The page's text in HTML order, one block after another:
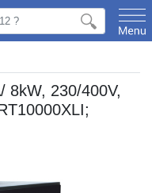
8kW, 230/400V,